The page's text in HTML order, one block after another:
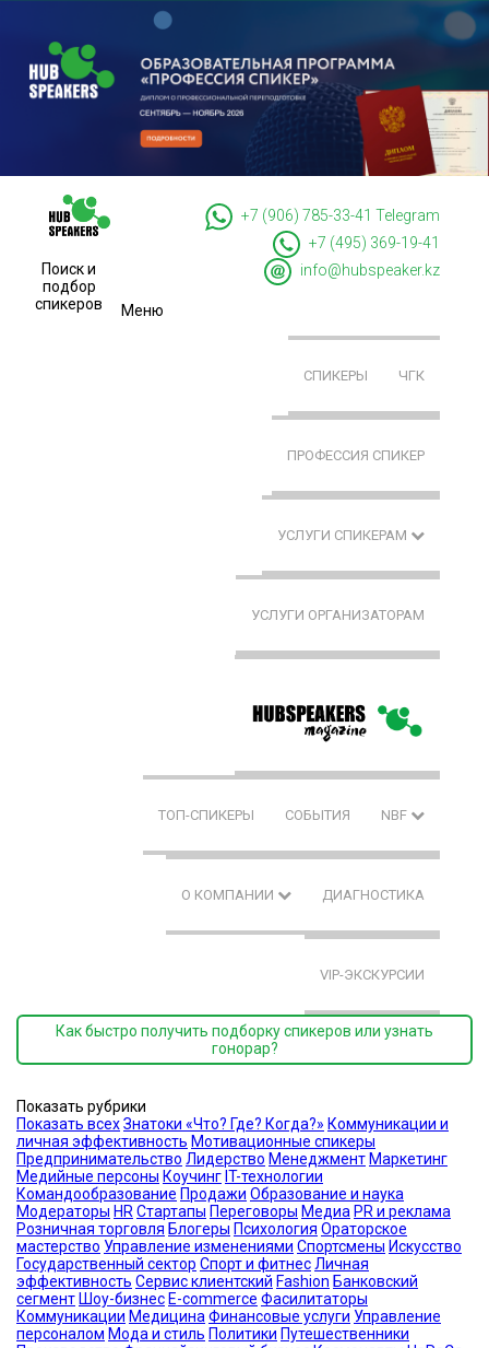
Поиск и
подбор
спикеров
+7 (906) 785-33-41
Telegram
+7 (495) 369-19-41
info@hubspeaker.kz
Меню
СПИКЕРЫ ЧГК
ПРОФЕССИЯ СПИКЕР
УСЛУГИ СПИКЕРАМ
УСЛУГИ ОРГАНИЗАТОРАМ
ТОП-СПИКЕРЫ СОБЫТИЯ NBF
О КОМПАНИИ ДИАГНОСТИКА
VIP-ЭКСКУРСИИ
Как быстро получить подборку спикеров или узнать
гонорар?
Показать рубрики
Показать всехЗнатоки «Что? Где? Когда?» Коммуникации и
личная эффективность Мотивационные спикеры
Предпринимательство Лидерство Менеджмент Маркетинг
Медийные персоны Коучинг IT-технологии
Командообразование Продажи Образование и наука
Модераторы HRСтартапы Переговоры Медиа PR и реклама
Розничная торговля Блогеры Психология Ораторское
мастерство Управление изменениями Спортсмены Искусство
Государственный сектор Спорт и фитнесЛичная
эффективность Сервис клиентский Fashion Банковский
сегмент Шоу-бизнес E-commerce Фасилитаторы
Коммуникации МедицинаФинансовые услуги Управление
персоналом Мода и стиль Политики Путешественники